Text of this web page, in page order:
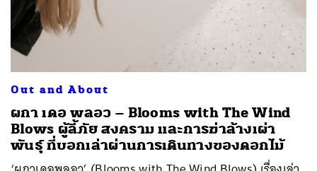
Out and About
ผกา เดอ พลอว – Blooms with The Wind
Blows ผู้ลี้ภัย สงคราม และการฆ่าล้างเผ่า
พันธุ์ ที่บอกเล่าผ่านการเดินทางของดอกไม้